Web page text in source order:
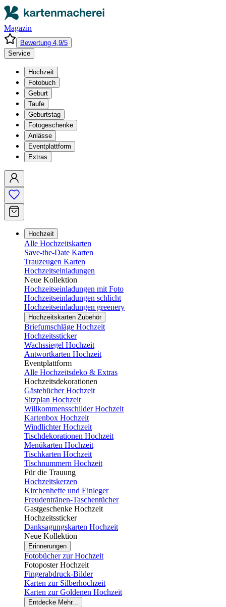
Magazin
Bewertung 4,9/5
Service
Hochzeit
Fotobuch
Geburt
Taufe
Geburtstag
Fotogeschenke
Anlässe
Eventplattform
Extras
Hochzeit
Alle Hochzeitskarten
Save-the-Date Karten
Trauzeugen Karten
Hochzeitseinladungen
Neue Kollektion
Hochzeitseinladungen mit Foto
Hochzeitseinladungen schlicht
Hochzeitseinladungen greenery
Hochzeitskarten Zubehör
Briefumschläge Hochzeit
Hochzeitssticker
Wachssiegel Hochzeit
Antwortkarten Hochzeit
Eventplattform
Alle Hochzeitsdeko & Extras
Hochzeitsdekorationen
Gästebücher Hochzeit
Sitzplan Hochzeit
Willkommensschilder Hochzeit
Kartenbox Hochzeit
Windlichter Hochzeit
Tischdekorationen Hochzeit
Menükarten Hochzeit
Tischkarten Hochzeit
Tischnummern Hochzeit
Für die Trauung
Hochzeitskerzen
Kirchenhefte und Einleger
Freudentränen-Taschentücher
Gastgeschenke Hochzeit
Hochzeitssticker
Danksagungskarten Hochzeit
Neue Kollektion
Erinnerungen
Fotobücher zur Hochzeit
Fotoposter Hochzeit
Fingerabdruck-Bilder
Karten zur Silberhochzeit
Karten zur Goldenen Hochzeit
Entdecke Mehr...